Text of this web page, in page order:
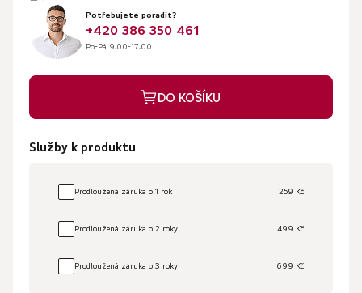
Potřebujete poradit?
+420 386 350 461
Po-Pá 9:00-17:00
DO KOŠÍKU
Služby k produktu
Prodloužená záruka o 1 rok 259 Kč
Prodloužená záruka o 2 roky 499 Kč
Prodloužená záruka o 3 roky 699 Kč